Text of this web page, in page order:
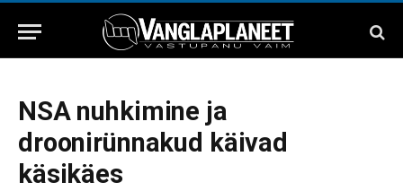
NSA nuhkimine ja
droonirünnakud käivad
käsikäes